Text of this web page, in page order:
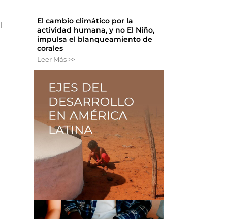
El cambio climático por la
actividad humana, y no El Niño,
impulsa el blanqueamiento de
corales
Leer Más >>